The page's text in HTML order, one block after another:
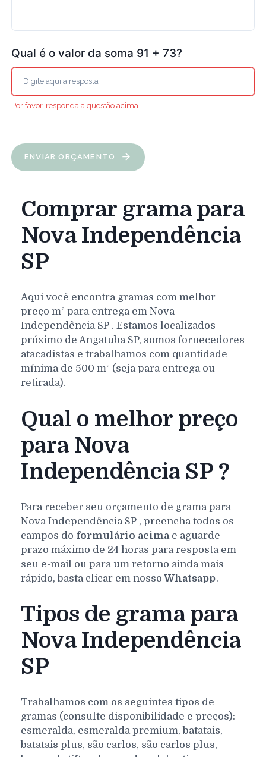
Qual é o valor da soma 91 + 73?
Por favor, responda a questão acima.
ENVIAR ORÇAMENTO
Comprar grama para
Nova Independência
SP
Aqui você encontra gramas com melhor
preço m² para entrega em Nova
Independência SP . Estamos localizados
próximo de Angatuba SP, somos fornecedores
atacadistas e trabalhamos com quantidade
mínima de 500 m² (seja para entrega ou
retirada).
Qual o melhor preço
para Nova
Independência SP ?
Para receber seu orçamento de grama para
Nova Independência SP , preencha todos os
campos do formulário acima e aguarde
prazo máximo de 24 horas para resposta em
seu e-mail ou para um retorno ainda mais
rápido, basta clicar em nosso Whatsapp.
Tipos de grama para
Nova Independência
SP
Trabalhamos com os seguintes tipos de
gramas (consulte disponibilidade e preços):
esmeralda, esmeralda premium, batatais,
batatais plus, são carlos, são carlos plus,